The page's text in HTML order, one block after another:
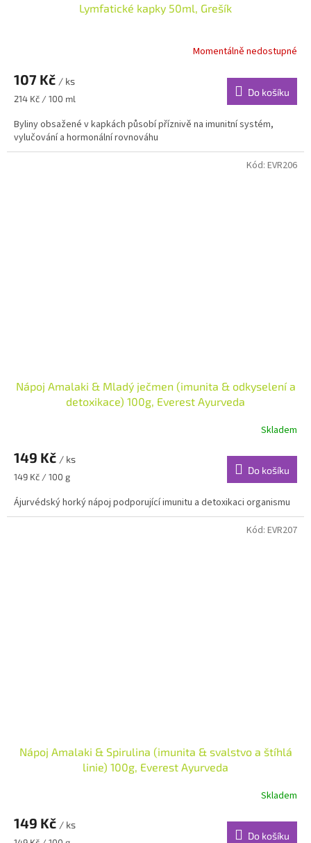
Lymfatické kapky 50ml, Grešík
Momentálně nedostupné
107 Kč / ks
Měrná
214 Kč / 100 ml
Do košíku
Byliny obsažené v kapkách působí příznivě na imunitní systém,
vylučování a hormonální rovnováhu
Nápoj Amalaki & Mladý ječmen (imunita & odkyselení a
detoxikace) 100g, Everest Ayurveda
Skladem
149 Kč / ks
Měrná
149 Kč / 100 g
Do košíku
Ájurvédský horký nápoj podporující imunitu a detoxikaci organismu
Kód: EVR206
Nápoj Amalaki & Spirulina (imunita & svalstvo a štíhlá
linie) 100g, Everest Ayurveda
Skladem
149 Kč / ks
Do košíku
Kód: EVR207